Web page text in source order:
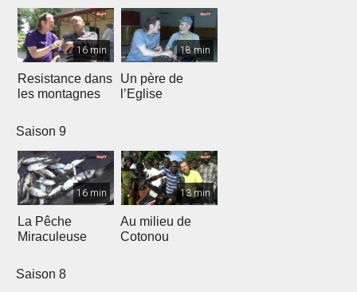
16 min
Resistance dans
les montagnes
18 min
Un père de
l’Eglise
Saison 9
16 min
La Pêche
Miraculeuse
13 min
Au milieu de
Cotonou
Saison 8